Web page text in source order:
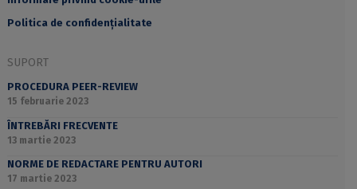
Politica de confidențialitate
SUPORT
PROCEDURA PEER-REVIEW
15 februarie 2023
ÎNTREBĂRI FRECVENTE
13 martie 2023
NORME DE REDACTARE PENTRU AUTORI
17 martie 2023